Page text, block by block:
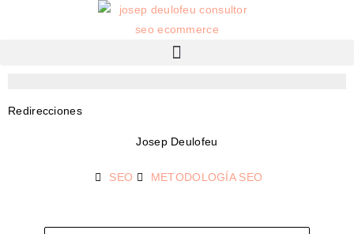
Redirecciones
Josep Deulofeu
SEO METODOLOGÍA SEO